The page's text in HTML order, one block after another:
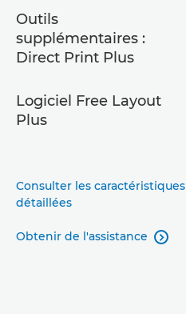
Outils
supplémentaires :
Direct Print Plus
Logiciel Free Layout
Plus
Consulter les caractéristiques
détaillées
Obtenir de l'assistance 